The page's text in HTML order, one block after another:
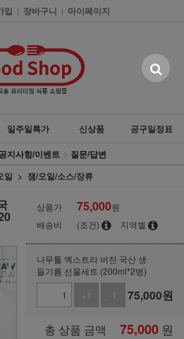
입 | 장바구니 | 마이페이지
일주일특가 신상품
공구일정표
공지사항/이벤트 | 질문/답변
일 잼/오일/소스/장류
상품가 75,000원
배송비
(조건) 지역별
나무틀 엑스트라 버진 국산 생
들기름 선물세트 (200ml*2병)
+1
-1 75,000원
총 상품 금액 75,000 원